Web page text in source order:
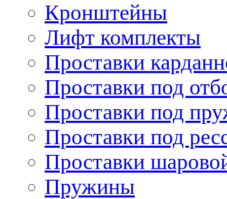
Кронштейны
Лифт комплекты
Проставки
Проставки под
Проставки под
Проставки под
Проставки
Пружины